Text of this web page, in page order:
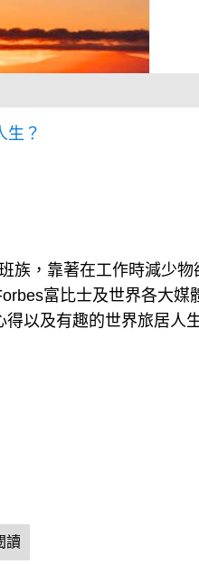
生？
族，靠著在工作時減少物
富比士及世界各大媒
以及有趣的世界旅居人
讀